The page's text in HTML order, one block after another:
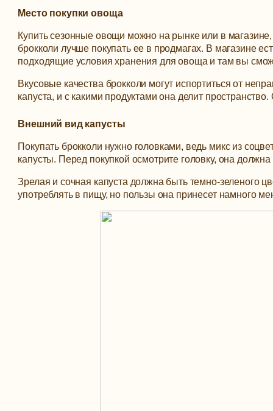
Место покупки овоща
Купить сезонные овощи можно на рынке или в магазине,
брокколи лучше покупать ее в продмагах. В магазине
подходящие условия хранения для овоща и там вы
Вкусовые качества брокколи могут испортиться от
капуста, и с какими продуктами она делит
Внешний вид капусты
Покупать брокколи нужно головками, ведь микс из
капусты. Перед покупкой осмотрите головку, она
Зрелая и сочная капуста должна быть темно-зеленого
употреблять в пищу, но пользы она принесет намного